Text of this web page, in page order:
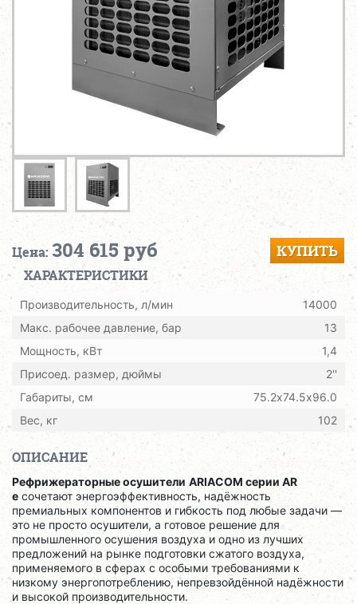
Цена: 304 615 руб КУПИТЬ
ХАРАКТЕРИСТИКИ
Производительность, л/мин
14000
Макс. рабочее давление, бар
13
Мощность, кВт
1,4
Присоед. размер, дюймы
2''
Габариты, см
75.2х74.5х96.0
Вес, кг
102
ОПИСАНИЕ
Рефрижераторные осушители ARIACOM серии AR
e сочетают энергоэффективность, надёжность
премиальных компонентов и гибкость под любые задачи —
это не просто осушители, а готовое решение для
промышленного осушения воздуха и одно из лучших
предложений на рынке подготовки сжатого воздуха,
применяемого в сферах с особыми требованиями к
низкому энергопотреблению, непревзойдённой надёжности
и высокой производительности.